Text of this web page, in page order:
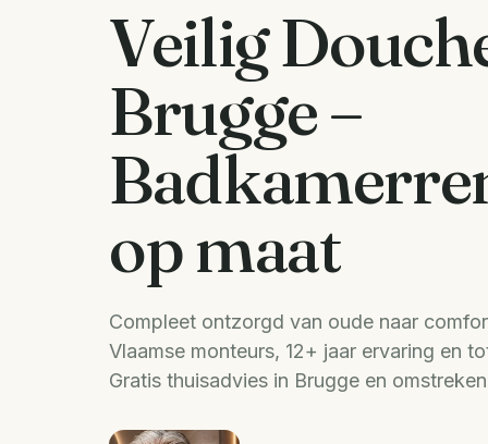
Veilig
Brugge –
op maat
Compleet ontzorgd van oude naar
Vlaamse monteurs, 12+ jaar ervaring en
Gratis thuisadvies in Brugge en